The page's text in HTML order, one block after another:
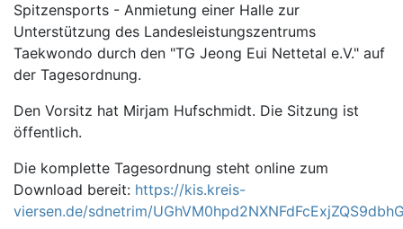
Spitzensports - Anmietung einer Halle zur
Unterstützung des Landesleistungszentrums
Taekwondo durch den "TG Jeong Eui Nettetal e.V." auf
der Tagesordnung.
Den Vorsitz hat Mirjam Hufschmidt. Die Sitzung ist
öffentlich.
Die komplette Tagesordnung steht online zum
Download bereit: https://kis.kreis-
viersen.de/sdnetrim/